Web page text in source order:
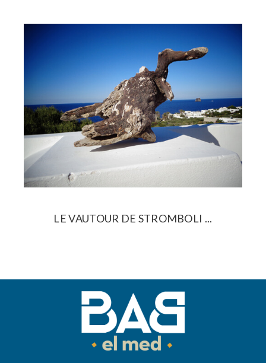
LE VAUTOUR DE STROMBOLI ...